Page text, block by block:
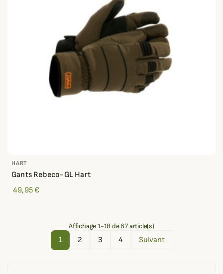
HART
Gants Rebeco-GL Hart
49,95 €
Affichage 1-18 de 67 article(s)
1 2 3 4 Suivant